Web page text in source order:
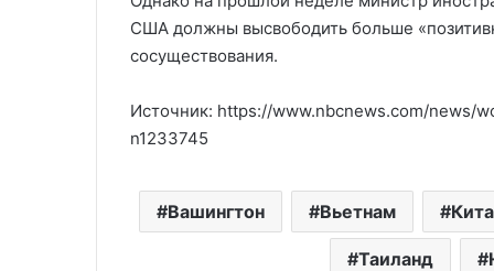
США должны высвободить больше
сосуществования.
Источник: https://www.nbcnews.com/
n1233745
Вашингтон Вьетнам
Таиланд